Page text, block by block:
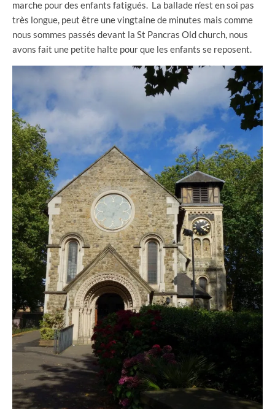
marche pour des enfants fatigués. La ballade n’est en soi pas
très longue, peut être une vingtaine de minutes mais comme
nous sommes passés devant la St Pancras Old church, nous
avons fait une petite halte pour que les enfants se reposent.